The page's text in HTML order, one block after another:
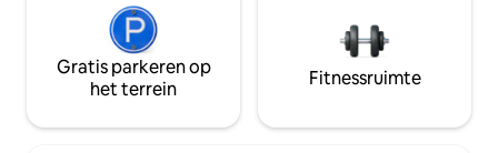
Gratis parkeren op
het terrein
Fitnessruimte